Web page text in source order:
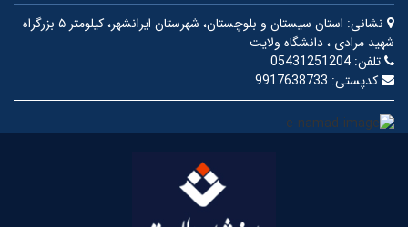
نشانی:
استان سیستان و بلوچستان، شهرستان ایرانشهر، کیلومتر ۵ بزرگراه
شهید مرادی ، دانشگاه ولایت
تلفن: 05431251204
کدپستی: 9917638733